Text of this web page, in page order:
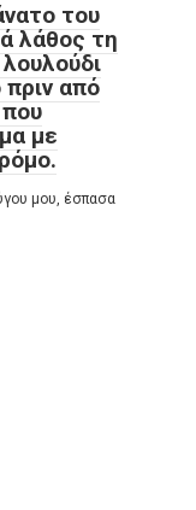
του
λάθος τη
πριν από
με
μου, έσπασα